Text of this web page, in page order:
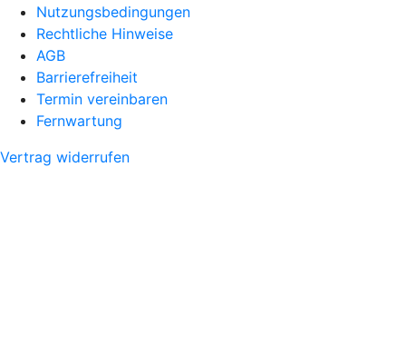
Nutzungsbedingungen
Rechtliche Hinweise
AGB
Barrierefreiheit
Termin vereinbaren
Fernwartung
Vertrag widerrufen